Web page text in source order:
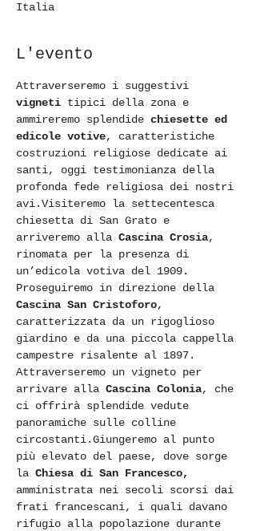
Italia
L'evento
Attraverseremo i suggestivi
vigneti tipici della zona e
ammireremo splendide chiesette ed
edicole votive, caratteristiche
costruzioni religiose dedicate ai
santi, oggi testimonianza della
profonda fede religiosa dei nostri
avi.Visiteremo la settecentesca
chiesetta di San Grato e
arriveremo alla Cascina Crosia,
rinomata per la presenza di
un’edicola votiva del 1909.
Proseguiremo in direzione della
Cascina San Cristoforo,
caratterizzata da un rigoglioso
giardino e da una piccola cappella
campestre risalente al 1897.
Attraverseremo un vigneto per
arrivare alla Cascina Colonia, che
ci offrirà splendide vedute
panoramiche sulle colline
circostanti.Giungeremo al punto
più elevato del paese, dove sorge
la Chiesa di San Francesco,
amministrata nei secoli scorsi dai
frati francescani, i quali davano
rifugio alla popolazione durante